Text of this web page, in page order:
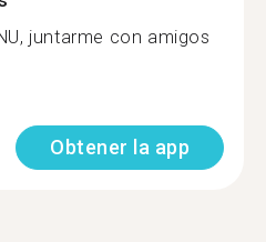
juntarme con amigos
Obtener la app